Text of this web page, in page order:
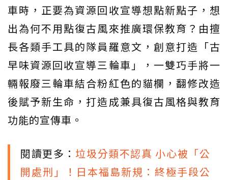
車時，正要為資源回收宣導想點新點子，想
出為何不用點復古風來推廣環保教育？由擅
長各類手工具的隊員羅意文，創意打造「古
早味資源回收宣導三輪車」，一雙巧手將一
輛報廢三輪車結合粉紅色的貓欄，翻修改造
後賦予新生命，打造成兼具復古風格與教育
功能的宣傳車。
閱讀更多： 垃圾分類不認真 小心被「公
開處刑」！日本福島新規：終極手段公